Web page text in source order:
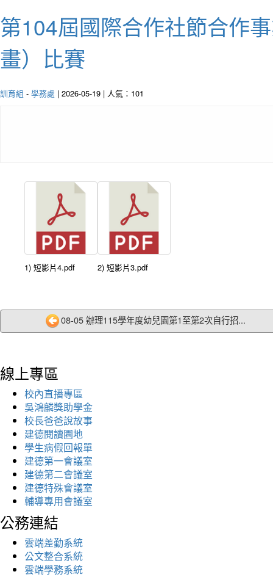
第104屆國際合作社節合作
畫）比賽
訓育組 - 學務處 | 2026-05-19 | 人氣：101
1) 短影片4.pdf 2) 短影片3.pdf
08-05 辦理115學年度幼兒園第1至第2次自行招...
線上專區
校內直播專區
吳鴻麟獎助學金
校長爸爸說故事
建德閱讀園地
學生病假回報單
建德第一會議室
建德第二會議室
建德特殊會議室
輔導專用會議室
公務連結
雲端差勤系統
公文整合系統
雲端學務系統